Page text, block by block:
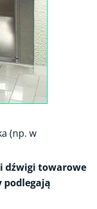
(np. w
dźwigi towarowe
podlegają